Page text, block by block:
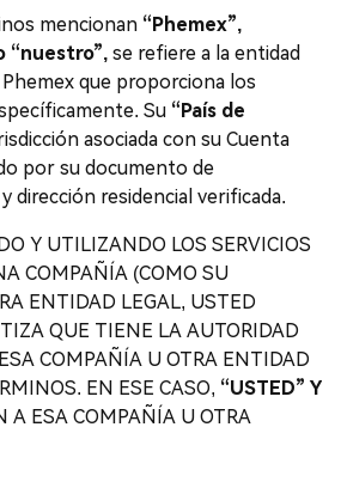
mencionan “Phemex”,
“nuestro”, se refiere a la entidad
que proporciona los
Su “País de
asociada con su Cuenta
por su documento de
dirección residencial verificada.
Y UTILIZANDO LOS SERVICIOS
COMPAÑÍA (COMO SU
ENTIDAD LEGAL, USTED
QUE TIENE LA AUTORIDAD
COMPAÑÍA U OTRA ENTIDAD
EN ESE CASO, “USTED” Y
A ESA COMPAÑÍA U OTRA